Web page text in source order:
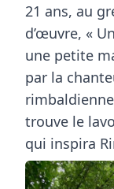
21 ans, au
d’œuvre, «
une petite
par la
trouve le
qui inspira